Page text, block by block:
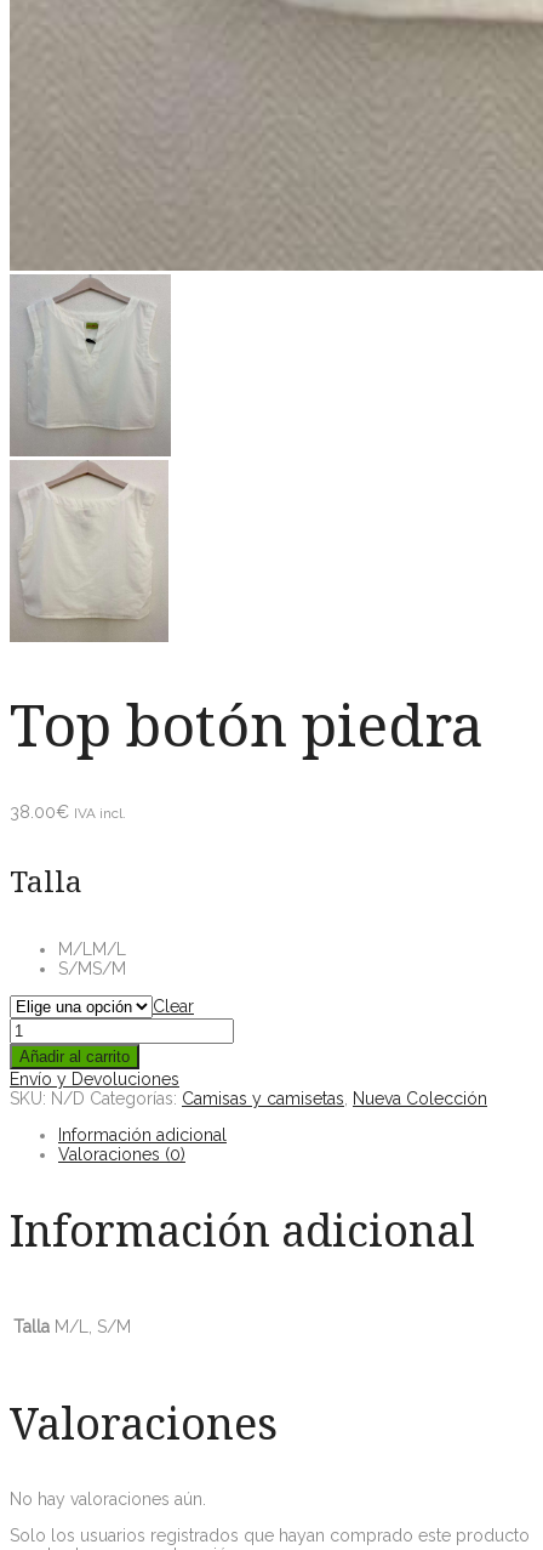
Top botón piedra
38.00€ IVA incl.
Talla
M/L
M/L
S/MS/M
Clear
Añadir al carrito
Envío y Devoluciones
SKU: N/D Categorías: Camisas y camisetas
Nueva Colección
Información adicional
Valoraciones (0)
Información adicional
Talla M/L, S/M
Valoraciones
No hay valoraciones aún.
Solo los usuarios registrados que hayan comprado este producto